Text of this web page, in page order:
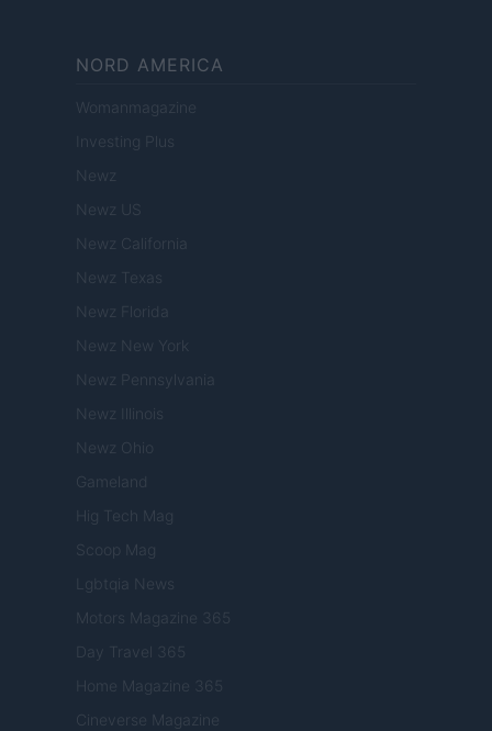
NORD AMERICA
Womanmagazine
Investing Plus
Newz
Newz US
Newz California
Newz Texas
Newz Florida
Newz New York
Newz Pennsylvania
Newz Illinois
Newz Ohio
Gameland
Hig Tech Mag
Scoop Mag
Lgbtqia News
Motors Magazine 365
Day Travel 365
Home Magazine 365
Cineverse Magazine